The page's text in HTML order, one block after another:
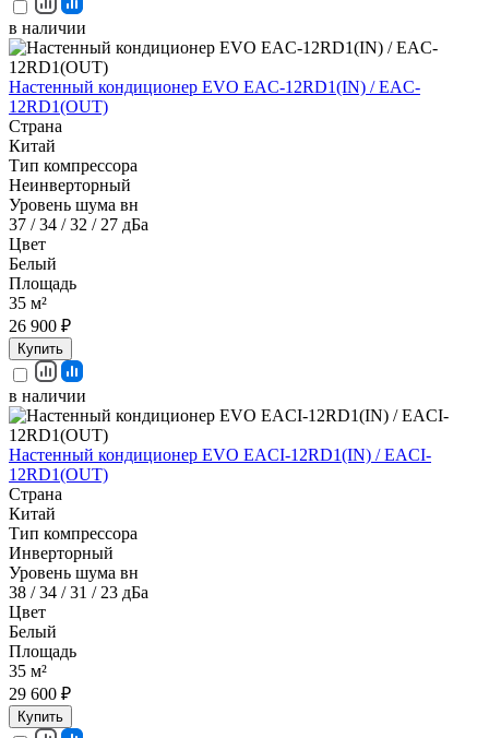
в наличии
Настенный кондиционер EVO EAC-12RD1(IN) / EAC-
12RD1(OUT)
Страна
Китай
Тип компрессора
Неинверторный
Уровень шума вн
37 / 34 / 32 / 27 дБа
Цвет
Белый
Площадь
35 м²
26 900 ₽
Купить
в наличии
Настенный кондиционер EVO EACI-12RD1(IN) / EACI-
12RD1(OUT)
Страна
Китай
Тип компрессора
Инверторный
Уровень шума вн
38 / 34 / 31 / 23 дБа
Цвет
Белый
Площадь
35 м²
29 600 ₽
Купить